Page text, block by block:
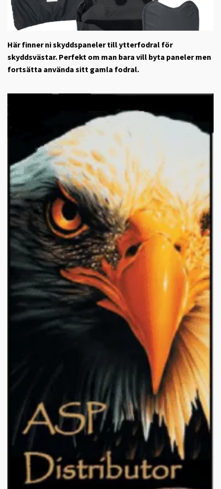
Här finner ni skyddspaneler till ytterfodral för
skyddsvästar. Perfekt om man bara vill byta paneler men
fortsätta använda sitt gamla fodral.